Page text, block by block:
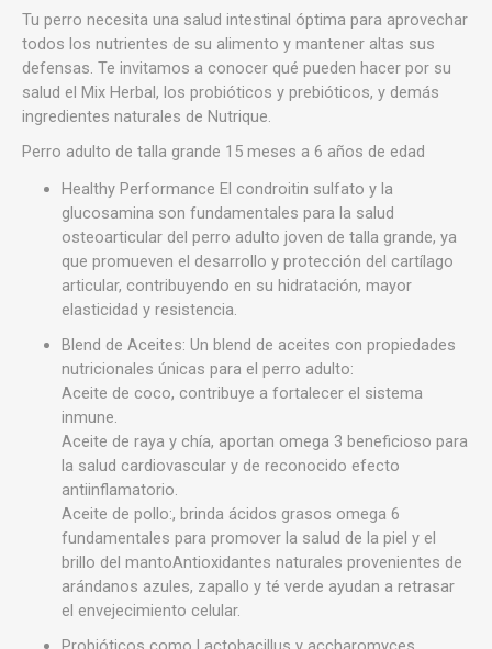
Tu perro necesita una salud intestinal óptima para aprovechar
todos los nutrientes de su alimento y mantener altas sus
defensas. Te invitamos a conocer qué pueden hacer por su
salud el Mix Herbal, los probióticos y prebióticos, y demás
ingredientes naturales de Nutrique.
Perro adulto de talla grande 15 meses a 6 años de edad
Healthy Performance El condroitin sulfato y la
glucosamina son fundamentales para la salud
osteoarticular del perro adulto joven de talla grande, ya
que promueven el desarrollo y protección del cartílago
articular, contribuyendo en su hidratación, mayor
elasticidad y resistencia.
Blend de Aceites: Un blend de aceites con propiedades
nutricionales únicas para el perro adulto:
Aceite de coco, contribuye a fortalecer el sistema
inmune.
Aceite de raya y chía, aportan omega 3 beneficioso para
la salud cardiovascular y de reconocido efecto
antiinflamatorio.
Aceite de pollo:, brinda ácidos grasos omega 6
fundamentales para promover la salud de la piel y el
brillo del mantoAntioxidantes naturales provenientes de
arándanos azules, zapallo y té verde ayudan a retrasar
el envejecimiento celular.